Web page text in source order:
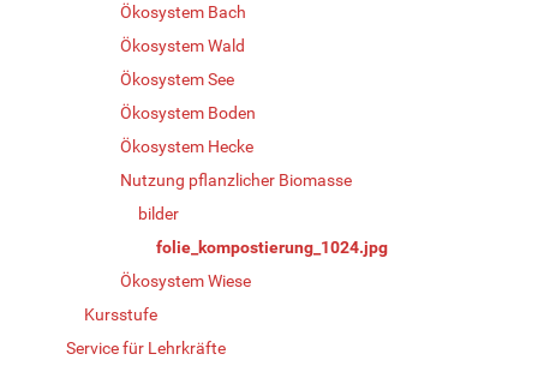
Ökosystem Bach
Ökosystem Wald
Ökosystem See
Ökosystem Boden
Ökosystem Hecke
Nutzung pflanzlicher Biomasse
bilder
folie_kompostierung_1024.jpg
Ökosystem Wiese
Kursstufe
Service für Lehrkräfte